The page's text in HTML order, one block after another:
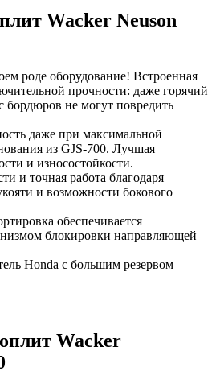
Wacker Neuson
роде оборудование! Встроенная
прочности: даже горячий
бордюров не могут повредить
даже при максимальной
из GJS-700. Лучшая
и износостойкости.
и точная работа благодаря
и возможности бокового
обеспечивается
блокировки направляющей
Honda с большим резервом
Wacker